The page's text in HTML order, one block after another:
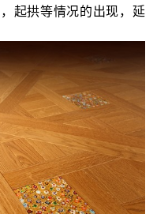
起拱等情况的出现，延